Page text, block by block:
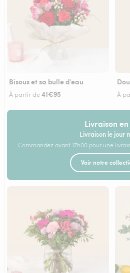
Bisous et sa bulle d'eau
À partir de41€95 À
Livraison
Livraison le jour
Commandez avant 17h00 pour une
Voir notre